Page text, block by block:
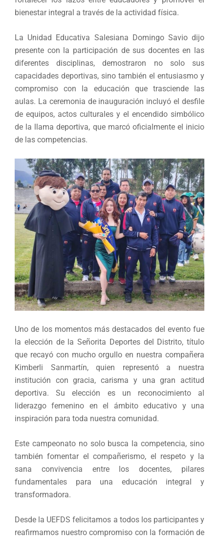
bienestar integral a través de la actividad física.
La Unidad Educativa Salesiana Domingo Savio dijo
presente con la participación de sus docentes en las
diferentes disciplinas, demostraron no solo sus
capacidades deportivas, sino también el entusiasmo y
compromiso con la educación que trasciende las
aulas. La ceremonia de inauguración incluyó el desfile
de equipos, actos culturales y el encendido simbólico
de la llama deportiva, que marcó oficialmente el inicio
de las competencias.
Uno de los momentos más destacados del evento fue
la elección de la Señorita Deportes del Distrito, título
que recayó con mucho orgullo en nuestra compañera
Kimberli Sanmartín, quien representó a nuestra
institución con gracia, carisma y una gran actitud
deportiva. Su elección es un reconocimiento al
liderazgo femenino en el ámbito educativo y una
inspiración para toda nuestra comunidad.
Este campeonato no solo busca la competencia, sino
también fomentar el compañerismo, el respeto y la
sana convivencia entre los docentes, pilares
fundamentales para una educación integral y
transformadora.
Desde la UEFDS felicitamos a todos los participantes y
reafirmamos nuestro compromiso con la formación de